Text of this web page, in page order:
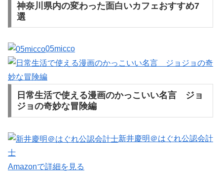
神奈川県内の変わった面白いカフェおすすめ7
選
05micco
日常生活で使える漫画のかっこいい名言 ジョ
ジョの奇妙な冒険編
新井慶明＠はぐれ公認会計
士
Amazonで詳細を見る